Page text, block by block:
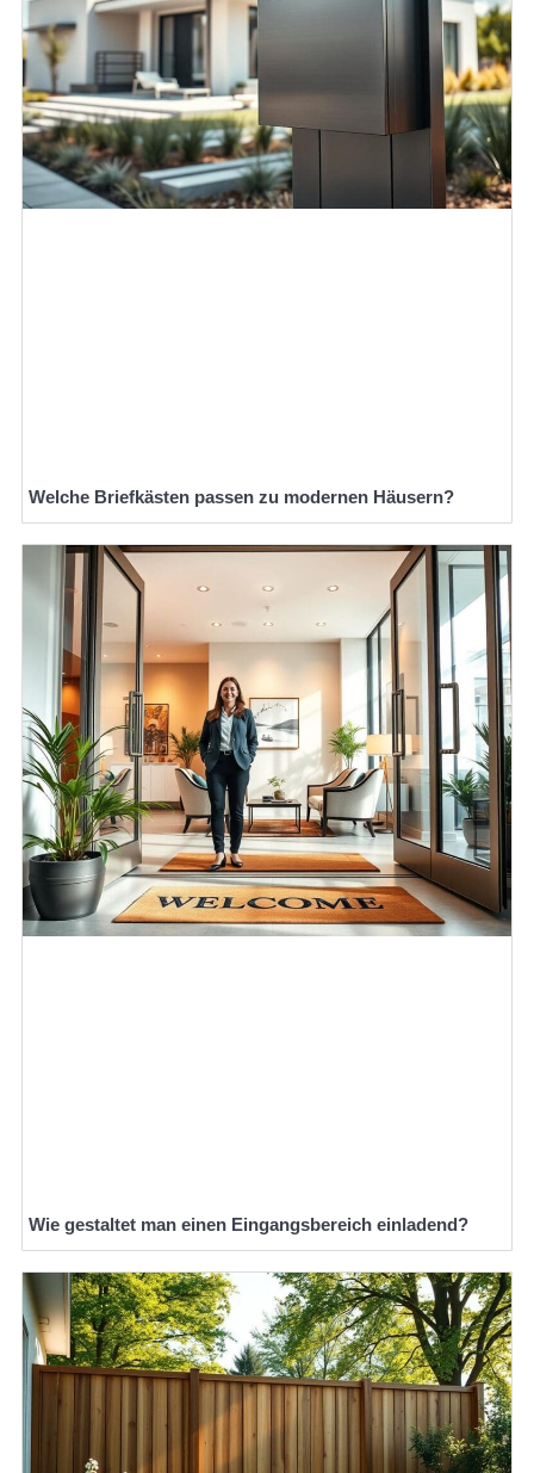
Welche Briefkästen passen zu modernen Häusern?
Wie gestaltet man einen Eingangsbereich einladend?